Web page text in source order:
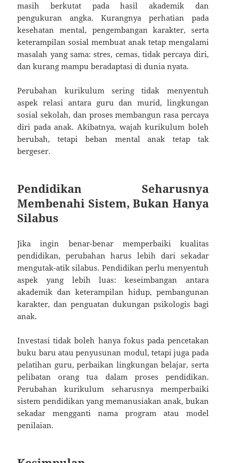
masih berkutat pada hasil akademik dan
pengukuran angka. Kurangnya perhatian pada
kesehatan mental, pengembangan karakter, serta
keterampilan sosial membuat anak tetap mengalami
masalah yang sama: stres, cemas, tidak percaya diri,
dan kurang mampu beradaptasi di dunia nyata.
Perubahan kurikulum sering tidak menyentuh
aspek relasi antara guru dan murid, lingkungan
sosial sekolah, dan proses membangun rasa percaya
diri pada anak. Akibatnya, wajah kurikulum boleh
berubah, tetapi beban mental anak tetap tak
bergeser.
Pendidikan Seharusnya
Membenahi Sistem, Bukan Hanya
Silabus
Jika ingin benar-benar memperbaiki kualitas
pendidikan, perubahan harus lebih dari sekadar
mengutak-atik silabus. Pendidikan perlu menyentuh
aspek yang lebih luas: keseimbangan antara
akademik dan keterampilan hidup, pembangunan
karakter, dan penguatan dukungan psikologis bagi
anak.
Investasi tidak boleh hanya fokus pada pencetakan
buku baru atau penyusunan modul, tetapi juga pada
pelatihan guru, perbaikan lingkungan belajar, serta
pelibatan orang tua dalam proses pendidikan.
Perubahan kurikulum seharusnya memperbaiki
sistem pendidikan yang memanusiakan anak, bukan
sekadar mengganti nama program atau model
penilaian.